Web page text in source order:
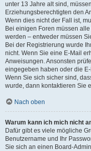
unter 13 Jahre alt sind,
Erziehungsberechtigten den
Wenn dies nicht der Fall ist,
Bei einigen Foren müssen
werden – entweder müssen
Bei der Registrierung wurde
nicht. Wenn Sie eine E-Mail
Anweisungen. Ansonsten
eingegeben haben oder die
Wenn Sie sich sicher sind,
wurde, dann kontaktieren Sie
Nach oben
Warum kann ich mich nicht
Dafür gibt es viele mögliche
Benutzername und Ihr
Sie sich an einen Board-